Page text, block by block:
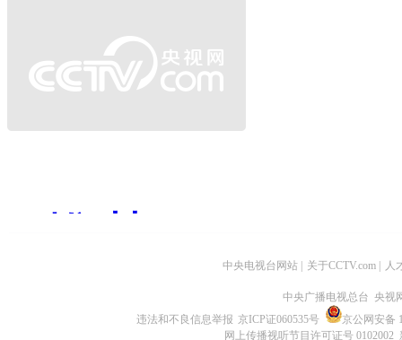
中央电视台网站 | 关于CCTV.com | 人
中央广播电视总台 央视
违法和不良信息举报 京ICP证060535号
京公网安备
网上传播视听节目许可证号 0102002